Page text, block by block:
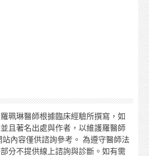
珮琳醫師根據臨床經驗所撰寫，如
且著名出處與作者，以維護羅醫師
站內容僅供諮詢參考。 為遵守醫師法
分不提供線上諮詢與診斷。如有需